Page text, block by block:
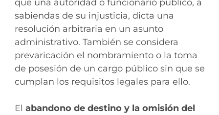
que una autoridad o funcionario público, a
sabiendas de su injusticia, dicta una
resolución arbitraria en un asunto
administrativo. También se considera
prevaricación el nombramiento o la toma
de posesión de un cargo público sin que se
cumplan los requisitos legales para ello.
El abandono de destino y la omisión del